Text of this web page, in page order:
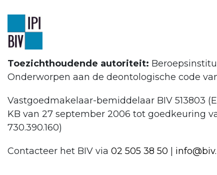
Toezichthoudende autoriteit:
Onderworpen aan de deontologische code
Vastgoedmakelaar-bemiddelaar BIV 513803
KB van 27 september 2006 tot goedkeuring
730.390.160)
Contacteer het BIV via 02 505 38 50